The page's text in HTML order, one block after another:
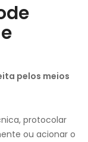
pelos meios
protocolar
ou acionar o